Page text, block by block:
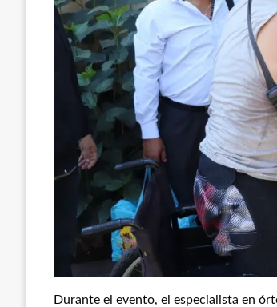
Durante el evento, el especialista en